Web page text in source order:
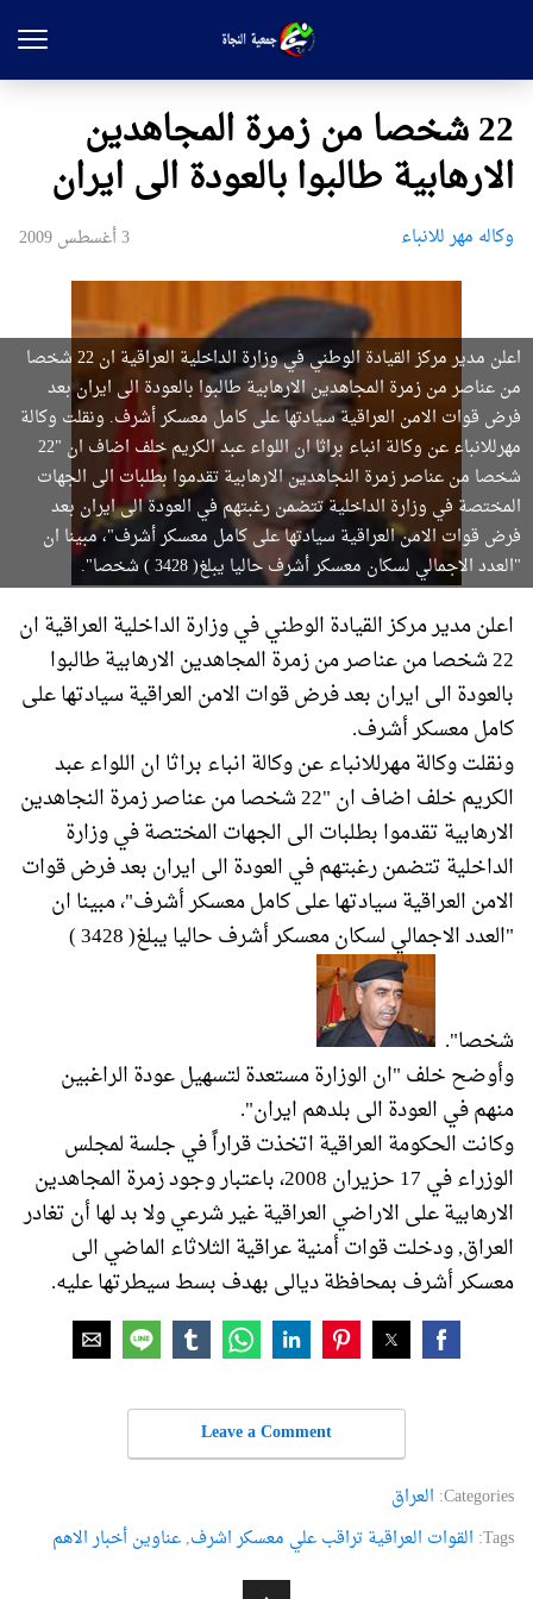
22 شخصا من زمرة المجاهدين
الارهابية طالبوا بالعودة الى ايران
وکاله مهر للانباء 3 أغسطس 2009
اعلن مدير مركز القيادة الوطني في وزارة الداخلية العراقية ان 22 شخصا
من عناصر من زمرة المجاهدين الارهابية طالبوا بالعودة الى ايران بعد
فرض قوات الامن العراقية سيادتها على كامل معسكر أشرف. ونقلت وكالة
مهرللانباء عن وكالة انباء براثا ان اللواء عبد الكريم خلف اضاف ان "22
شخصا من عناصر زمرة النجاهدين الارهابية تقدموا بطلبات الى الجهات
المختصة في وزارة الداخلية تتضمن رغبتهم في العودة الى ايران بعد
فرض قوات الامن العراقية سيادتها على كامل معسكر أشرف"، مبينا ان
"العدد الاجمالي لسكان معسكر أشرف حاليا يبلغ( 3428 ) شخصا".
اعلن مدير مركز القيادة الوطني في وزارة الداخلية العراقية ان
22 شخصا من عناصر من زمرة المجاهدين الارهابية طالبوا
بالعودة الى ايران بعد فرض قوات الامن العراقية سيادتها على
كامل معسكر أشرف.
ونقلت وكالة مهرللانباء عن وكالة انباء براثا ان اللواء عبد
الكريم خلف اضاف ان "22 شخصا من عناصر زمرة النجاهدين
الارهابية تقدموا بطلبات الى الجهات المختصة في وزارة
الداخلية تتضمن رغبتهم في العودة الى ايران بعد فرض قوات
الامن العراقية سيادتها على كامل معسكر أشرف"، مبينا ان
"العدد الاجمالي لسكان معسكر أشرف حاليا يبلغ( 3428 )
شخصا".
وأوضح خلف "ان الوزارة مستعدة لتسهيل عودة الراغبين
منهم في العودة الى بلدهم ايران".
وكانت الحكومة العراقية اتخذت قراراً في جلسة لمجلس
الوزراء في 17 حزيران 2008، باعتبار وجود زمرة المجاهدين
الارهابية على الاراضي العراقية غير شرعي ولا بد لها أن تغادر
العراق, ودخلت قوات أمنية عراقية الثلاثاء الماضي الى
معسكر أشرف بمحافظة ديالى بهدف بسط سيطرتها عليه.
Leave a Comment
Categories: العراق
Tags: القوات العراقية تراقب علي معسكر اشرف,عناوین أخبار الاهم